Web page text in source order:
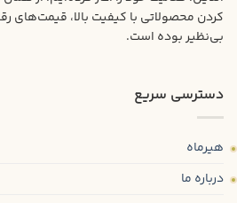
کردن محصولاتی با کیفیت بالا، قیمت‌های
بی‌نظیر بوده است.
دسترسی سریع
هیرماه
درباره ما